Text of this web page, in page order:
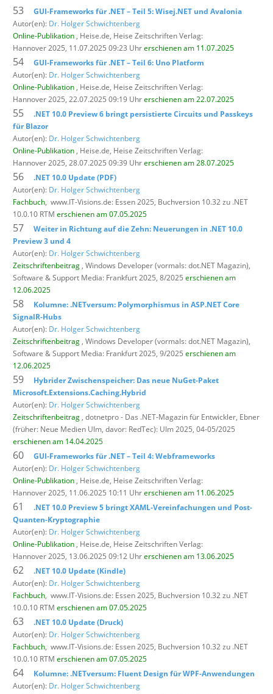
53
GUI-Frameworks für .NET – Teil 5: Wisej.NET und Avalonia
Autor(en): Dr. Holger Schwichtenberg
Online-Publikation , Heise.de, Heise Zeitschriften Verlag:
Hannover 2025, 11.07.2025 09:23 Uhrerschienen am 11.07.2025
54
GUI-Frameworks für .NET – Teil 6: Uno Platform
Autor(en): Dr. Holger Schwichtenberg
Online-Publikation , Heise.de, Heise Zeitschriften Verlag:
Hannover 2025, 22.07.2025 09:19 Uhrerschienen am 22.07.2025
55
.NET 10.0 Preview 6 bringt persistierte Circuits und Passkeys
für Blazor
Autor(en): Dr. Holger Schwichtenberg
Online-Publikation , Heise.de, Heise Zeitschriften Verlag:
Hannover 2025, 28.07.2025 09:39 Uhrerschienen am 28.07.2025
56
.NET 10.0 Update (PDF)
Autor(en): Dr. Holger Schwichtenberg
Fachbuch, www.IT-Visions.de: Essen 2025, Buchversion 10.32 zu .NET
10.0.10 RTM erschienen am 07.05.2025
57
Weiter in Richtung auf die Zehn: Neuerungen in .NET 10.0
Preview 3 und 4
Autor(en): Dr. Holger Schwichtenberg
Zeitschriftenbeitrag , Windows Developer (vormals: dot.NET Magazin),
Software & Support Media: Frankfurt 2025, 8/2025 erschienen am
12.06.2025
58
Kolumne: .NETversum: Polymorphismus in ASP.NET Core
SignalR-Hubs
Autor(en): Dr. Holger Schwichtenberg
Zeitschriftenbeitrag , Windows Developer (vormals: dot.NET Magazin),
Software & Support Media: Frankfurt 2025, 9/2025 erschienen am
12.06.2025
59
Hybrider Zwischenspeicher: Das neue NuGet-Paket
Microsoft.Extensions.Caching.Hybrid
Autor(en): Dr. Holger Schwichtenberg
Zeitschriftenbeitrag , dotnetpro - Das .NET-Magazin für Entwickler, Ebner
(früher: Neue Medien Ulm, davor: RedTec): Ulm 2025, 04-05/2025
erschienen am 14.04.2025
60
GUI-Frameworks für .NET – Teil 4: Webframeworks
Autor(en): Dr. Holger Schwichtenberg
Online-Publikation , Heise.de, Heise Zeitschriften Verlag:
Hannover 2025, 11.06.2025 10:11 Uhrerschienen am 11.06.2025
61
.NET 10.0 Preview 5 bringt XAML-Vereinfachungen und Post-
Quanten-Kryptographie
Autor(en): Dr. Holger Schwichtenberg
Online-Publikation , Heise.de, Heise Zeitschriften Verlag:
Hannover 2025, 13.06.2025 09:12 Uhrerschienen am 13.06.2025
62
.NET 10.0 Update (Kindle)
Autor(en): Dr. Holger Schwichtenberg
Fachbuch, www.IT-Visions.de: Essen 2025, Buchversion 10.32 zu .NET
10.0.10 RTM erschienen am 07.05.2025
63
.NET 10.0 Update (Druck)
Autor(en): Dr. Holger Schwichtenberg
Fachbuch, www.IT-Visions.de: Essen 2025, Buchversion 10.32 zu .NET
10.0.10 RTM erschienen am 07.05.2025
64
Kolumne: .NETversum: Fluent Design für WPF-Anwendungen
Autor(en): Dr. Holger Schwichtenberg